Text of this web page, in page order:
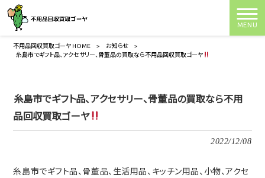
MENU
不用品回収買取ゴーヤ HOME > お知らせ
>
糸島市でギフト品、アクセサリー、骨董品の買取なら不用品回収買取ゴーヤ
糸島市でギフト品、アクセサリー、骨董品の買取なら不用
品回収買取ゴーヤ
2022/12/08
糸島市でギフト品、骨董品、生活用品、キッチン用品、小物、アクセ